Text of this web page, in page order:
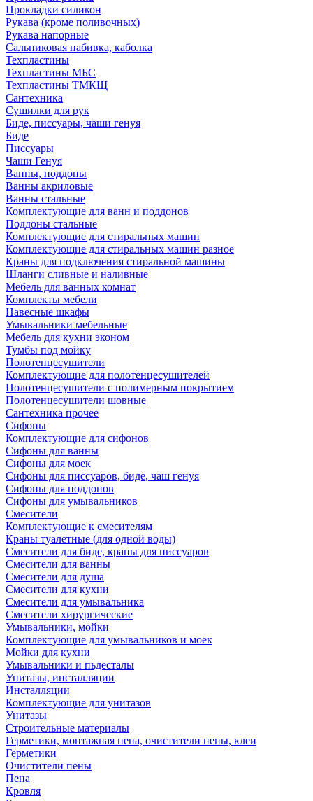
Прокладки силикон
Рукава (кроме поливочных)
Рукава напорные
Сальниковая набивка, каболка
Техпластины
Техпластины МБС
Техпластины ТМКЩ
Сантехника
Сушилки для рук
Биде, писсуары, чаши генуя
Биде
Писсуары
Чаши Генуя
Ванны, поддоны
Ванны акриловые
Ванны стальные
Комплектующие для ванн и поддонов
Поддоны стальные
Комплектующие для стиральных машин
Комплектующие для стиральных машин разное
Краны для подключения стиральной машины
Шланги сливные и наливные
Мебель для ванных комнат
Комплекты мебели
Навесные шкафы
Умывальники мебельные
Мебель для кухни эконом
Тумбы под мойку
Полотенцесушители
Комплектующие для полотенцесушителей
Полотенцесушители с полимерным покрытием
Полотенцесушители шовные
Сантехника прочее
Сифоны
Комплектующие для сифонов
Сифоны для ванны
Сифоны для моек
Сифоны для писсуаров, биде, чаш генуя
Сифоны для поддонов
Сифоны для умывальников
Смесители
Комплектующие к смесителям
Краны туалетные (для одной воды)
Смесители для биде, краны для писсуаров
Смесители для ванны
Смесители для душа
Смесители для кухни
Смесители для умывальника
Смесители хирургические
Умывальники, мойки
Комплектующие для умывальников и моек
Мойки для кухни
Умывальники и пьдесталы
Унитазы, инсталляции
Инсталляции
Комплектующие для унитазов
Унитазы
Строительные материалы
Герметики, монтажная пена, очистители пены, клеи
Герметики
Очистители пены
Пена
Кровля